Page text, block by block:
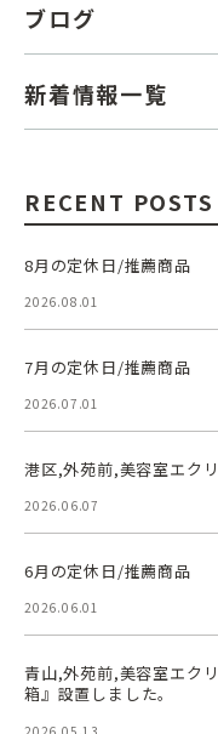
ブログ
新着情報一覧
RECENT POSTS
8月の定休日/推薦商品
2026.08.01
7月の定休日/推薦商品
2026.07.01
港区,外苑前,美容室エク
2026.06.07
6月の定休日/推薦商品
2026.06.01
青山,外苑前,美容室エク
箱』設置しました。